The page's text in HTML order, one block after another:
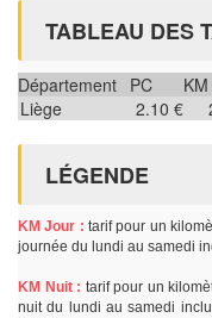
TABLEAU DES
Département PC
Liège
2.10 €
LÉGENDE
KM Jour : tarif pour un
journée du lundi au samedi
KM Nuit : tarif pour un
nuit du lundi au samedi